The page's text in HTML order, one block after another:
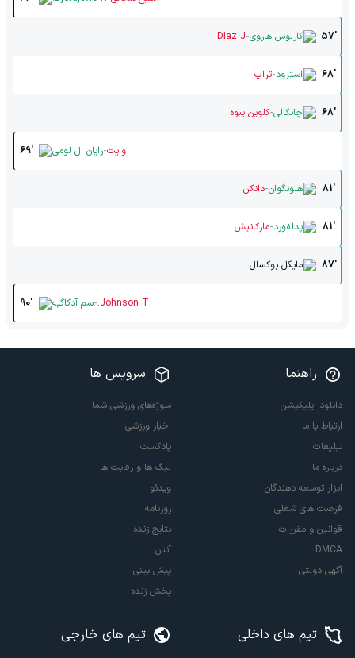
57' کارلوس هاروی-
Diaz J.
68' استرود-تراپ
68' چانکالی-کلوین یبوه
69' رایان ال لومی-وایت
81' هلونگوان-دانکن
81' پدلفورد-مارکانیش
87' مایکل بوکسال
90' سم آدکاگبه- Johnson T.
راهنما
دانلود اپلیکیشن
ارتباط با ما
تبلیغات
درباره ما
ابزار توسعه دهندگان
فرصت های شغلی
قوانین و مقررات
DMCA
آگهی دولتی
سرویس ها
سوژه‌های ورزشی شما
اخبار ورزشی
پادکست
لیگ ها و رقابت ها
ویدئو
روزنامه
نتایج زنده
آنتن
پیش بینی
پخش زنده
تیم های داخلی تیم های خارجی